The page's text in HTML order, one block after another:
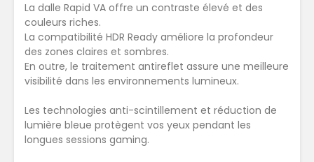
La dalle Rapid VA offre un contraste élevé et des
couleurs riches.
La compatibilité HDR Ready améliore la profondeur
des zones claires et sombres.
En outre, le traitement antireflet assure une meilleure
visibilité dans les environnements lumineux.
Les technologies anti-scintillement et réduction de
lumière bleue protègent vos yeux pendant les
longues sessions gaming.